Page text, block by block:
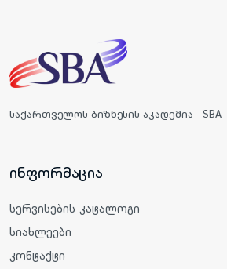
საქართველოს ბიზნესის აკადემია - SBA
ინფორმაცია
სერვისების კატალოგი
სიახლეები
კონტაქტი